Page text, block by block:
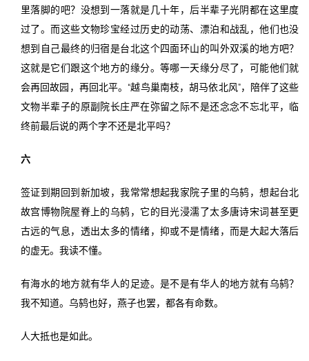
里落脚的吧？没想到一落就是几十年，后半辈子光阴都在这里度
过了。而这些文物珍宝经过历史的动荡、漂泊和战乱，他们也没
想到自己最终的归宿是台北这个四面环山的叫外双溪的地方吧？
这就是它们跟这个地方的缘分。等哪一天缘分尽了，可能他们就
会再回故园，再回北平。“越鸟巢南枝，胡马依北风”，陪伴了这些
文物半辈子的原副院长庄严在弥留之际不是还念念不忘北平，临
终前最后说的两个字不还是北平吗？
六
签证到期回到新加坡，我常常想起我家院子里的乌鸫，想起台北
故宫博物院屋脊上的乌鸫，它的目光浸濡了太多唐诗宋词甚至更
古远的气息，透出太多的情绪，抑或不是情绪，而是大起大落后
的虚无。我读不懂。
有海水的地方就有华人的足迹。是不是有华人的地方就有乌鸫？
我不知道。乌鸫也好，燕子也罢，都各有命数。
人大抵也是如此。